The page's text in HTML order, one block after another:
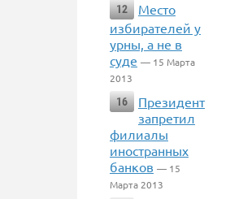
12
Место
избирателей у
урны, а не в
суде — 15 Марта
2013
16
Президент
запретил
филиалы
иностранных
банков — 15
Марта 2013